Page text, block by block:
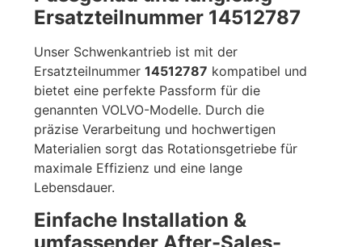
Ersatzteilnummer 14512787
Unser Schwenkantrieb ist mit der
Ersatzteilnummer14512787 kompatibel und
bietet eine perfekte Passform für die
genannten VOLVO-Modelle. Durch die
präzise Verarbeitung und hochwertigen
Materialien sorgt das Rotationsgetriebe für
maximale Effizienz und eine lange
Lebensdauer.
Einfache Installation &